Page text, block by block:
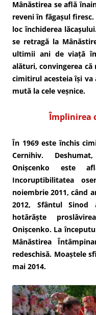
Mânăstirea se află
reveni în făgașul
loc închiderea
se retragă la
ultimii ani de viață
alături, convingerea că
cimitirul acesteia își va
mută la cele veșnice.
Împlinirea
În 1969 este închis
Cernihiv.
Onișcenko este
Incoruptibilitatea
noiembrie 2011, când
2012, Sfântul Sinod
hotărăște
Onișcenko. La
Mânăstirea
redeschisă. Moaștele
mai 2014.